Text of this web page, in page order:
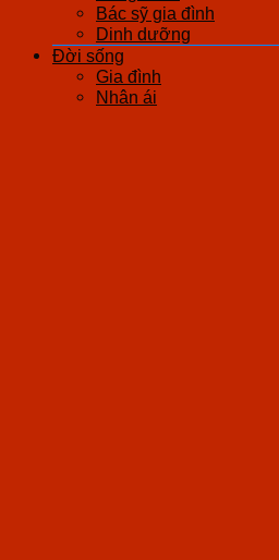
Bác sỹ gia đình
Dinh dưỡng
Đời sống
Gia đình
Nhân ái